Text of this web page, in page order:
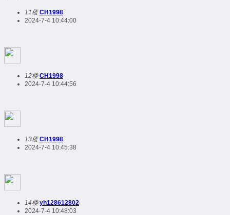
11楼 CH1998
2024-7-4 10:44:00
12楼 CH1998
2024-7-4 10:44:56
13楼 CH1998
2024-7-4 10:45:38
14楼 yh128612802
2024-7-4 10:48:03